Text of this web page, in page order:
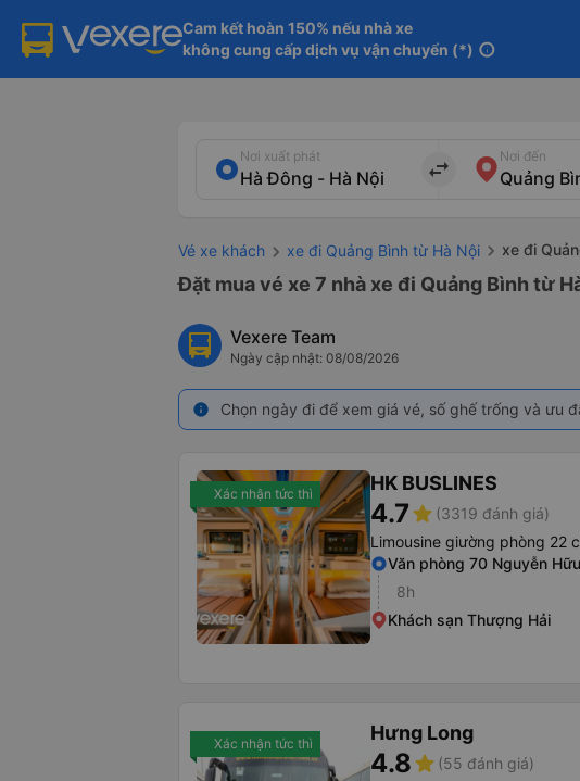
Cam kết hoàn 150% nếu nhà xe
không cung cấp dịch vụ vận chuyển (*) info
Nơi xuất phát
import_export
Nơi đến
Vé xe khách xe đi Quảng Bình từ Hà Nội xe đi
Đặt mua vé xe 7 nhà xe đi Quảng Bình từ
Vexere Team
Ngày cập nhật: 08/08/2026
info Chọn ngày đi để xem giá vé, số ghế trống và ưu
Xác nhận tức thì HK BUSLINES
4.7star (3319 đánh giá)
Limousine giường phòng 22
Văn phòng 70 Nguyễn
8h
Khách sạn Thượng Hải
Xác nhận tức thì Hưng Long
4.8star (55 đánh giá)